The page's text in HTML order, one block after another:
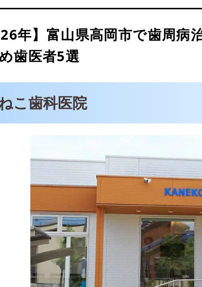
つの歯科 口腔外科
かわふち歯科医院
あいおい歯科 こども歯科 クリニック
年】 富山県高岡市で歯周病
歯医者5選
こ歯科医院